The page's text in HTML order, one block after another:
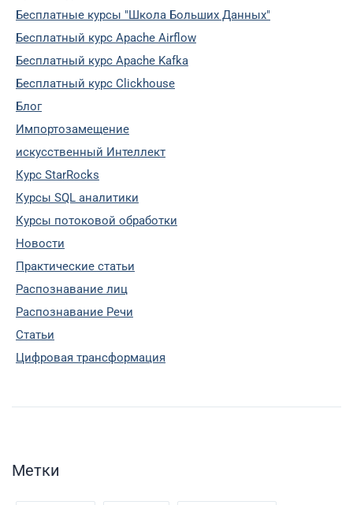
Бесплатные курсы "Школа Больших Данных"
Бесплатный курс Apache Airflow
Бесплатный курс Apache Kafka
Бесплатный курс Clickhouse
Блог
Импортозамещение
искусственный Интеллект
Курс StarRocks
Курсы SQL аналитики
Курсы потоковой обработки
Новости
Практические статьи
Распознавание лиц
Распознавание Речи
Статьи
Цифровая трансформация
Метки